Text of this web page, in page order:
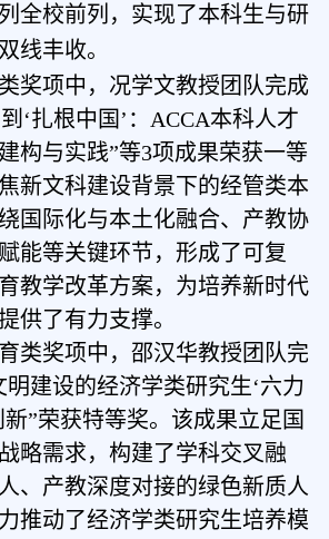
全校前列，实现了本科生与研
线丰收。
奖项中，况学文教授团队完成
到 ‘扎根中国 ’ ： ACCA本科人才
构与实践”等3项成果荣获一等
新文科建设背景下的经管类本
国际化与本土化融合、产教协
能等关键环节，形成了可复
教学改革方案，为培养新时代
供了有力支撑。
类奖项中，邵汉华教授团队完
明建设的经济学类研究生‘六力
新”荣获特等奖。该成果立足国
略需求，构建了学科交叉融
、产教深度对接的绿色新质人
推动了经济学类研究生培养模